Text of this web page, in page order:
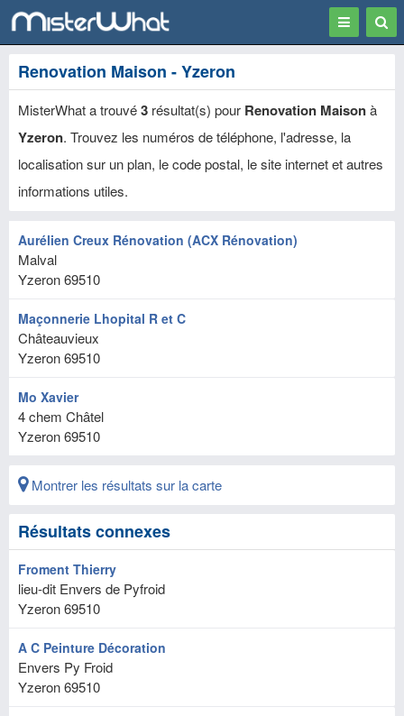
Toggle
Renovation Maison - Yzeron
MisterWhat a trouvé3 résultat(s) pour Renovation Maisonà
Yzeron. Trouvez les numéros de téléphone, l'adresse, la
localisation sur un plan, le code postal, le site internet et autres
informations utiles.
Aurélien Creux Rénovation (ACX Rénovation)
Malval
Yzeron69510
Maçonnerie Lhopital R et C
Châteauvieux
Yzeron69510
Mo Xavier
4 chem Châtel
Yzeron69510
Montrer les résultats sur la carte
Résultats connexes
Froment Thierry
lieu-dit Envers de Pyfroid
Yzeron69510
A C Peinture Décoration
Envers Py Froid
Yzeron69510